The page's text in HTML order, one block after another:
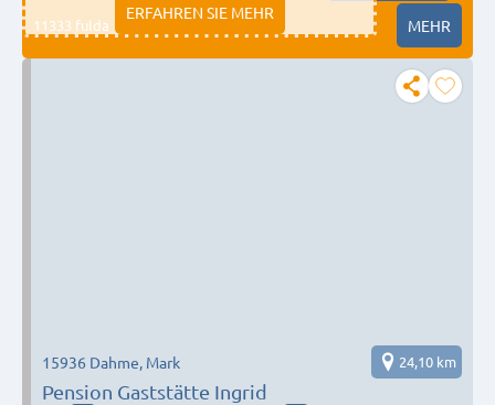
ERFAHREN SIE MEHR
11333 fulda MEHR
Pension Gaststätte Ingrid
15936 Dahme, Mark 24,10 km